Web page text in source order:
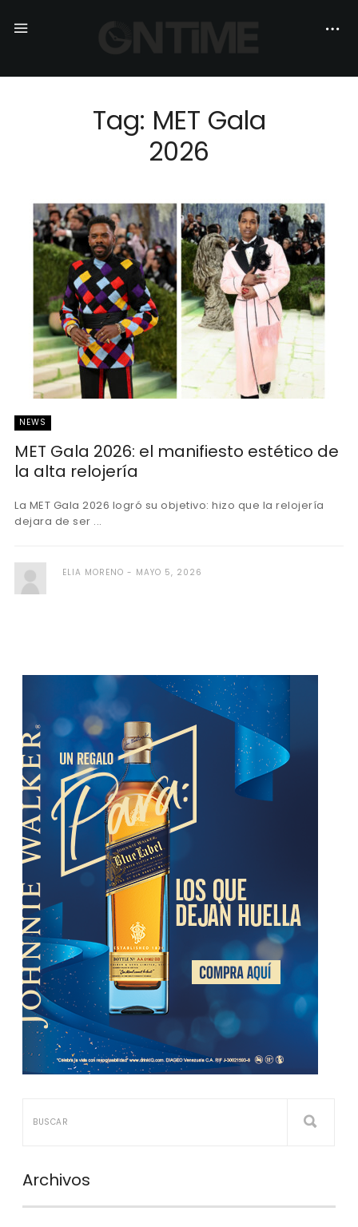
Tag: MET Gala
2026
NEWS
MET Gala 2026: el manifiesto estético de
la alta relojería
La MET Gala 2026 logró su objetivo: hizo que la relojería
dejara de ser ...
ELIA MORENO MAYO 5, 2026
Archivos